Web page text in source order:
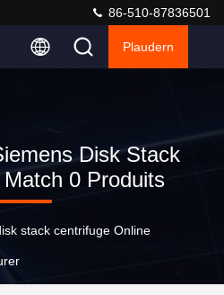
86-510-87836501
Plaudern
Disk Stack
0 Produits
stack centrifuge Online